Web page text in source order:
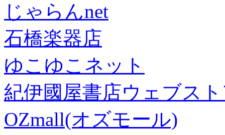
じゃらんnet
石橋楽器店
ゆこゆこネット
紀伊國屋書店ウェブス
OZmall(オズモール)